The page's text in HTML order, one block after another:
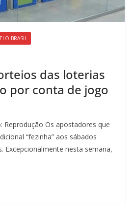
BRASIL
das loterias
por conta de jogo
Reprodução Os apostadores que
“fezinha” aos sábados
Excepcionalmente nesta semana,